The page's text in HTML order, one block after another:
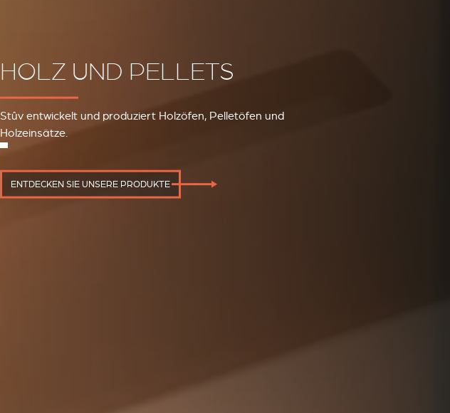
HOLZ UND PELLETS
Stûv entwickelt und produziert Holzöfen, Pelletöfen und
Holzeinsätze.
ENTDECKEN SIE UNSERE PRODUKTE